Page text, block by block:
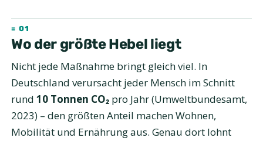
Wo der größte Hebel liegt
Nicht jede Maßnahme bringt gleich viel. In
Deutschland verursacht jeder Mensch im Schnitt
rund10 Tonnen CO₂ pro Jahr (Umweltbundesamt,
2023) – den größten Anteil machen Wohnen,
Mobilität und Ernährung aus. Genau dort lohnt